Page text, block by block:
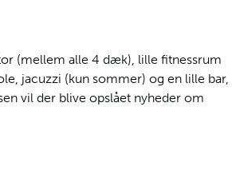
(mellem alle 4 dæk), lille fitnessrum
jacuzzi (kun sommer) og en lille bar,
vil der blive opslået nyheder om